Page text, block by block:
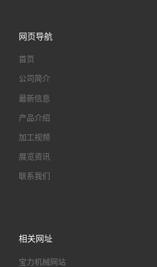
网页导航
首页
公司简介
最新信息
产品介绍
加工视频
展览资讯
联系我们
相关网址
宝力机械网站